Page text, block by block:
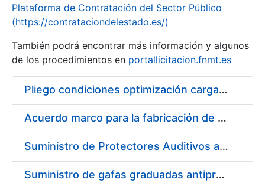
Show/Hide
Plataforma de Contratación del Sector Público
(https://contrataciondelestado.es/)
También podrá encontrar más información y algunos
de los procedimientos en portallicitacion.fnmt.es
Pliego condiciones optimización cargas compras firmado
Acuerdo marco para la fabricación de piezas
Suministro de Protectores Auditivos a medida para las personas trabajadoras de los Centros de Trabajo de Madrid y Burgos
Suministro de gafas graduadas antiproyecciones para los trabajadores de la FNMT-RCM en los centros de trabajo de Madrid y Burgos